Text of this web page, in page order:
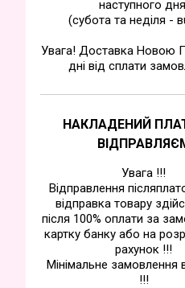
наступного
(субота та недiля -
Увага! Доставка Новою
дні від сплати
НАКЛАДЕНИЙ
Увага !!!
Відправлення
відправка товару
після 100% оплати за
картку банку або на
рахунок !!!
Мінімальне замовлення
!!!